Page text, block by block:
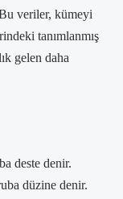
veriler, kümeyi
tanımlanmış
gelen daha
deste denir.
düzine denir.